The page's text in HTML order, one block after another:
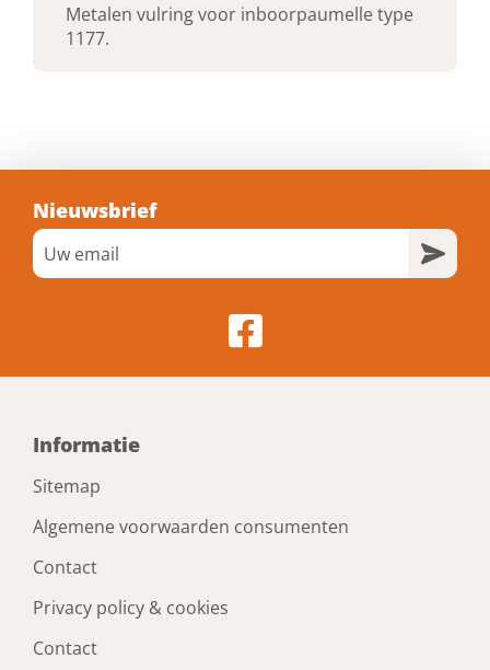
Metalen vulring voor inboorpaumelle type
1177.
Nieuwsbrief
Informatie
Sitemap
Algemene voorwaarden consumenten
Contact
Privacy policy & cookies
Contact